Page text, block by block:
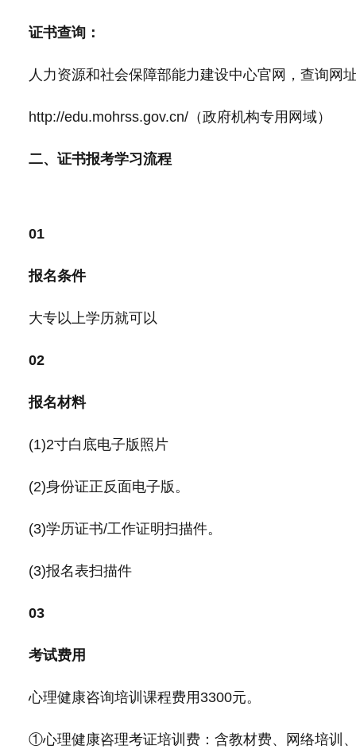
证书查询：
人力资源和社会保障部能力建设中心官网，查询网
http://edu.mohrss.gov.cn/（政府机构专用网域）
二、证书报考学习 流程
01
报名条件
大专以上学历就可以
02
报名材料
(1)2寸白底电子版照片
(2)身份证正反面电子版。
(3)学历证书/工作证明扫描件。
(3)报名表扫描件
03
考试费用
心理健康咨询培训课程费用3300元。
①心理健康咨理考证培训费：含教材费、网络培训